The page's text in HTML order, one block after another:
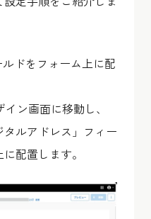
ドをフォーム上に配
ン画面に移動し、
ルアドレス」フィー
配置します。